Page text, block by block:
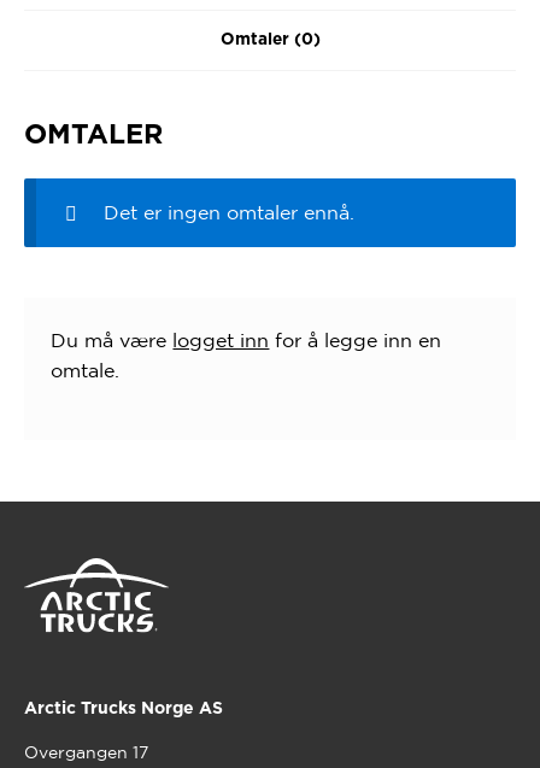
Omtaler (0)
OMTALER
Det er ingen omtaler ennå.
Du må være logget inn for å legge inn en
omtale.
Arctic Trucks Norge AS
Overgangen 17